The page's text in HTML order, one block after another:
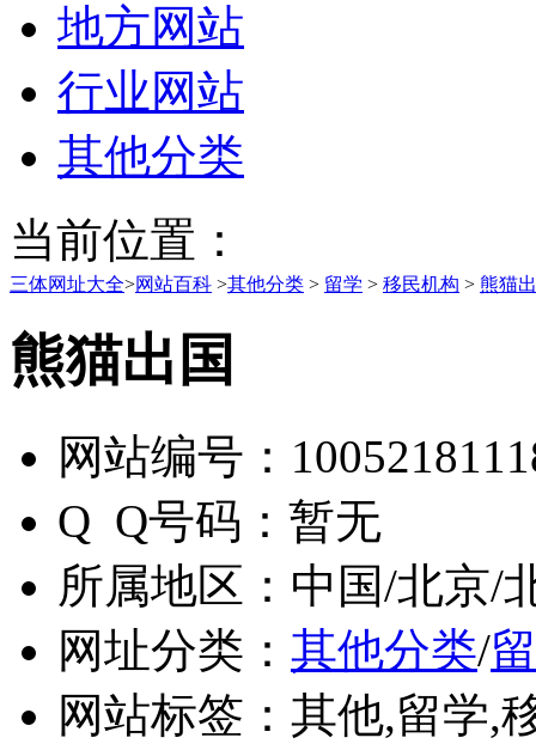
地方网站
行业网站
其他分类
当前位置：
三体网址大全>网站百科 >其他分类 > 留学 > 移民机构 > 熊猫
熊猫出国
网站编号：
Q Q号码： 暂无
所属地区： 中国/北京/
网址分类： 其他分类/
网站标签： 其他,留学,